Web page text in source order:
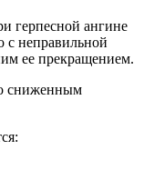
герпесной ангине
с неправильной
ее прекращением.
сниженным